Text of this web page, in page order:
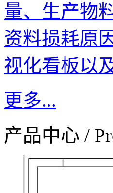
量、生产物
资料损耗原
视化看板以
更多...
产品中心 /